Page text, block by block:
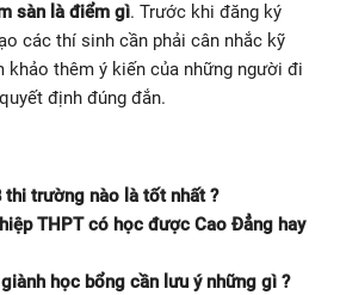
sàn là điểm gì. Trước khi đăng ký
các thí sinh cần phải cân nhắc kỹ
khảo thêm ý kiến của những người đi
định đúng đắn.
thi trường nào là tốt nhất ?
THPT có học được Cao Đẳng hay
học bổng cần lưu ý những gì ?